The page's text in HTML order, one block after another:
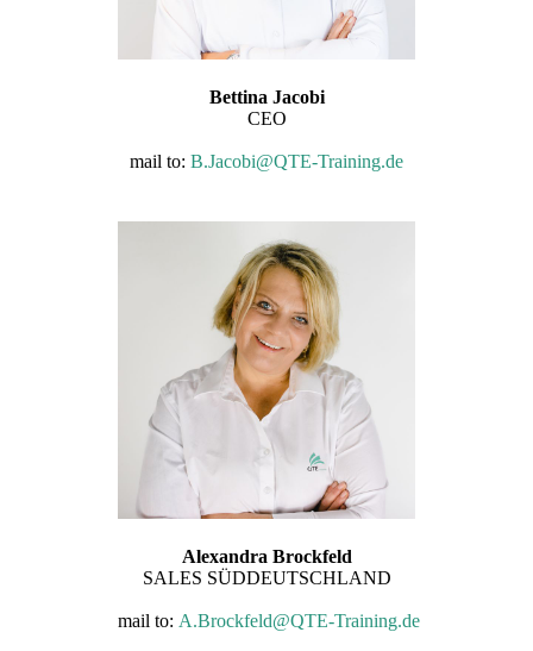
Bettina Jacobi
CEO
mail to: B.Jacobi@QTE-Training.de
Alexandra Brockfeld
SALES SÜDDEUTSCHLAND
mail to: A.Brockfeld@QTE-Training.de